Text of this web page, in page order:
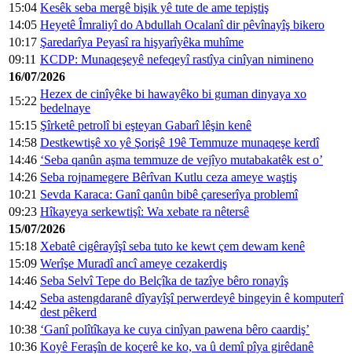
15:04 Kesêk seba mergê bişik yê tute de ame tepiştiş
14:05 Heyetê Îmraliyî do Abdullah Ocalanî dir pêvînayîş bikero
10:17 Şaredarîya Peyasî ra hişyarîyêka muhîme
09:11 KCDP: Munaqeşeyê nefeqeyî rastîya cinîyan nimineno
16/07/2026
15:22
Hezex de cinîyêke bi hawayêko bi guman dinyaya xo
bedelnaye
15:15 Şîrketê petrolî bi eşteyan Gabarî lêşin kenê
14:58 Destkewtişê xo yê Şorişê 19ê Temmuze munaqeşe kerdî
14:46 ‘Seba qanûn aşma temmuze de vejîyo mutabakatêk est o’
14:26 Seba rojnamegere Bêrîvan Kutlu ceza ameye waştiş
10:21 Sevda Karaca: Ganî qanûn bibê çareserîya problemî
09:23 Hîkayeya serkewtişî: Wa xebate ra nêtersê
15/07/2026
15:18 Xebatê cigêrayîşî seba tuto ke kewt çem dewam kenê
15:09 Werîşe Muradî ancî ameye cezakerdiş
14:46 Seba Selvî Tepe do Belçîka de tazîye bêro ronayîş
14:42
Seba astengdaranê dîyayîşî perwerdeyê bingeyin ê komputerî
dest pêkerd
10:38 ‘Ganî polîtîkaya ke cuya cinîyan pawena bêro caardiş’
10:36 Koyê Feraşîn de koçerê ke ko, va û demî pîya girêdanê